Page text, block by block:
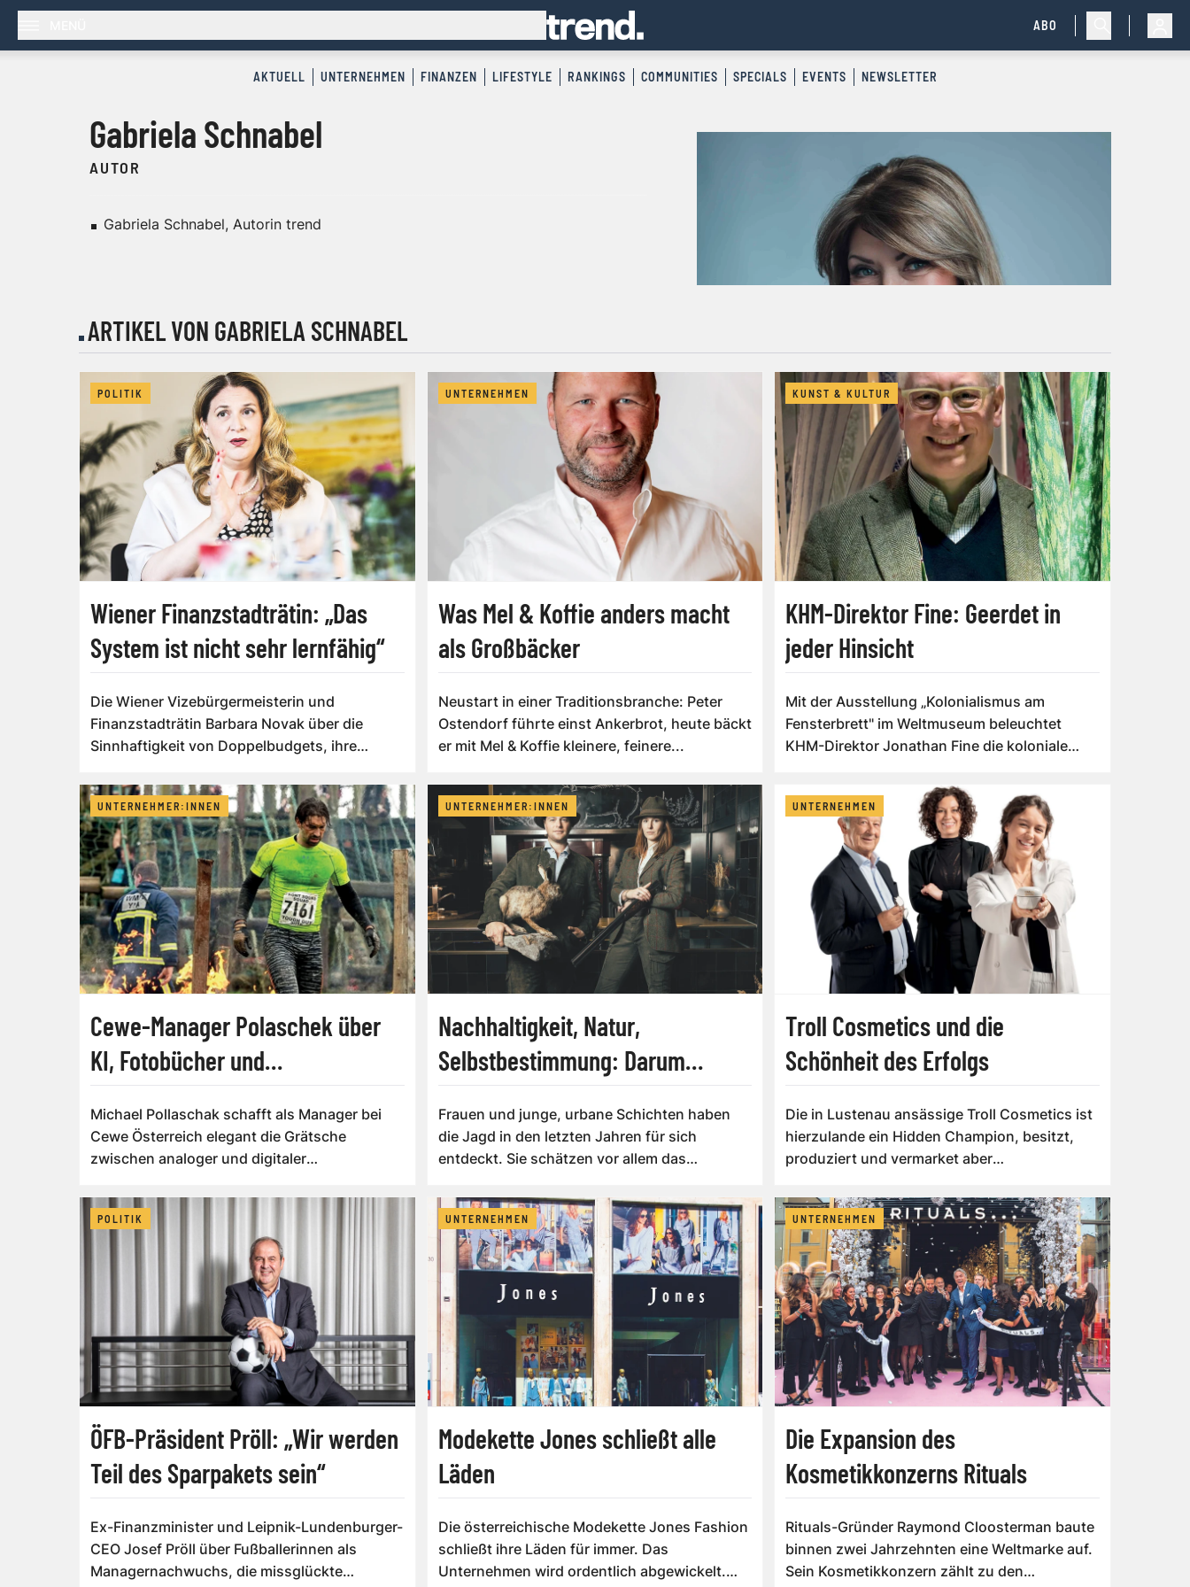
ABO
AKTUELL UNTERNEHMEN FINANZEN LIFESTYLE RANKINGS COMMUNITIES SPECIALS EVENTS NEWSLETTER
Gabriela Schnabel
AUTOR
Gabriela Schnabel, Autorin trend
ARTIKEL VON GABRIELA SCHNABEL
POLITIK
Wiener Finanzstadträtin: „Das
System ist nicht sehr lernfähig“
Die Wiener Vizebürgermeisterin und
Finanzstadträtin Barbara Novak über die
Sinnhaftigkeit von Doppelbudgets, ihre
UNTERNEHMEN
Was Mel & Koffie anders macht
als Großbäcker
Neustart in einer Traditionsbranche: Peter
Ostendorf führte einst Ankerbrot, heute bäckt
er mit Mel & Koffie kleinere, feinere...
KUNST & KULTUR
KHM-Direktor Fine: Geerdet in
jeder Hinsicht
Mit der Ausstellung „Kolonialismus am
Fensterbrett" im Weltmuseum beleuchtet
KHM-Direktor Jonathan Fine die koloniale
UNTERNEHMER:INNEN
Cewe-Manager Polaschek über
KI, Fotobücher und
Michael Pollaschak schafft als Manager bei
Cewe Österreich elegant die Grätsche
zwischen analoger und digitaler
UNTERNEHMER:INNEN
Nachhaltigkeit, Natur,
Selbstbestimmung: Darum
Menschen
Frauen und junge, urbane Schichten haben
die Jagd in den letzten Jahren für sich
entdeckt. Sie schätzen vor allem das
UNTERNEHMEN
Troll Cosmetics und die
Schönheit des Erfolgs
Die in Lustenau ansässige Troll Cosmetics ist
hierzulande ein Hidden Champion, besitzt,
produziert und vermarket aber
POLITIK
ÖFB-Präsident Pröll: „Wir werden
Teil des Sparpakets sein“
Ex-Finanzminister und Leipnik-Lundenburger-
CEO Josef Pröll über Fußballerinnen als
Managernachwuchs, die missglückte
UNTERNEHMEN
Modekette Jones schließt alle
Läden
Die österreichische Modekette Jones Fashion
schließt ihre Läden für immer. Das
Unternehmen wird ordentlich abgewickelt.
UNTERNEHMEN
Die Expansion des
Kosmetikkonzerns Rituals
Rituals-Gründer Raymond Cloosterman baute
binnen zwei Jahrzehnten eine Weltmarke auf.
Sein Kosmetikkonzern zählt zu den